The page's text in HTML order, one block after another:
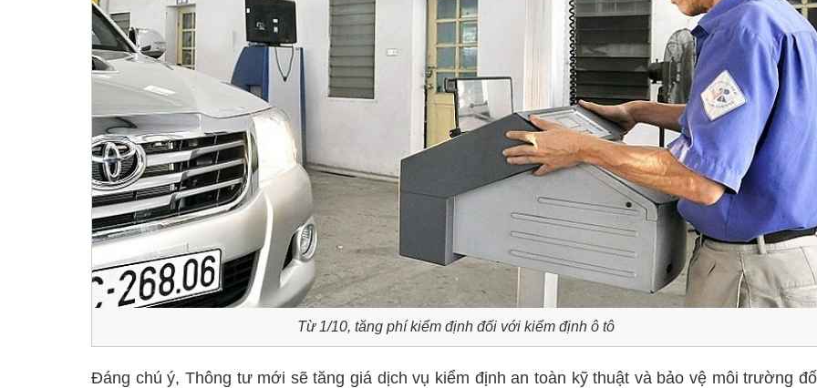
Từ 1/10, tăng phí kiểm định đối với kiểm định ô tô
Đáng chú ý, Thông tư mới sẽ tăng giá dịch vụ kiểm định an toàn kỹ thuật và bảo vệ môi trường